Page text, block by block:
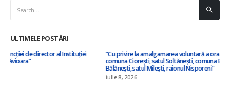
ULTIMELE POSTĂRI
”Cu privire la amalgamarea voluntară a orașului Nisporeni, comuna Vărzărești,
comuna Ciorești, satul Soltănești, comuna Boldurești, satul Vînători, comuna